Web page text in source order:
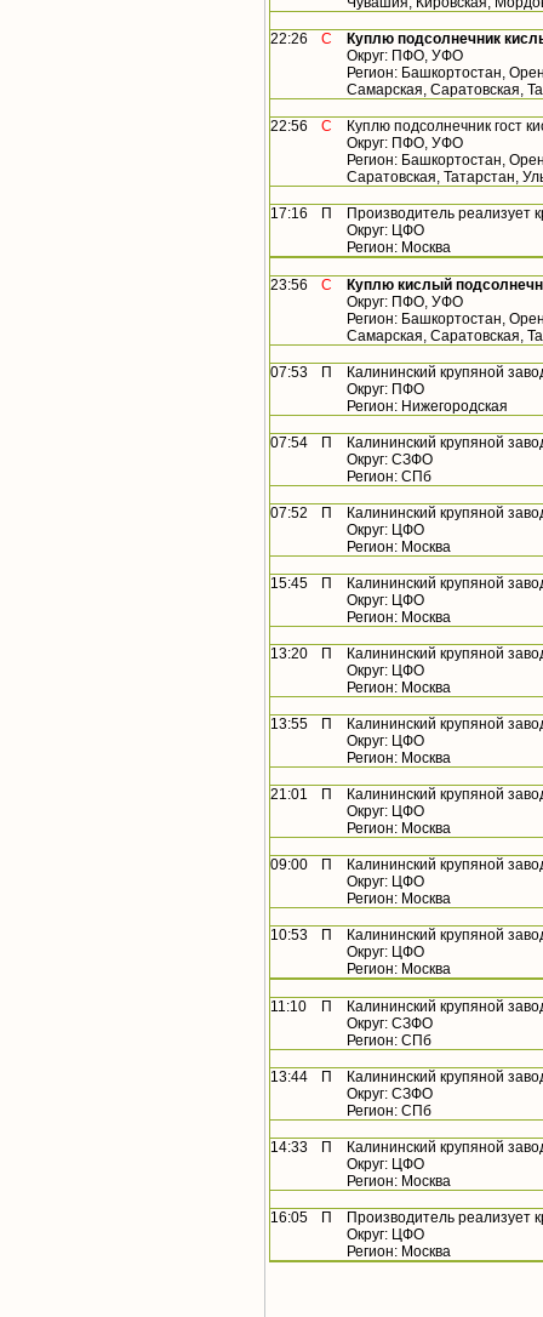
22:26 С
Куплю подсолнечник
Округ: ПФО, УФО
Регион: Башкортостан,
Самарская, Саратовская,
22:56 С
Куплю подсолнечник гост
Округ: ПФО, УФО
Регион: Башкортостан,
Саратовская, Татарстан,
17:16 П
Производитель
Округ: ЦФО
Регион: Москва
23:56 С
Куплю кислый
Округ: ПФО, УФО
Регион: Башкортостан,
Самарская, Саратовская,
07:53 П
Калининский крупяной
Округ: ПФО
Регион: Нижегородская
07:54 П
Калининский крупяной
Округ: СЗФО
Регион: СПб
07:52 П
Калининский крупяной
Округ: ЦФО
Регион: Москва
15:45 П
Калининский крупяной
Округ: ЦФО
Регион: Москва
13:20 П
Калининский крупяной
Округ: ЦФО
Регион: Москва
13:55 П
Калининский крупяной
Округ: ЦФО
Регион: Москва
21:01 П
Калининский крупяной
Округ: ЦФО
Регион: Москва
09:00 П
Калининский крупяной
Округ: ЦФО
Регион: Москва
10:53 П
Калининский крупяной
Округ: ЦФО
Регион: Москва
11:10 П
Калининский крупяной
Округ: СЗФО
Регион: СПб
13:44 П
Калининский крупяной
Округ: СЗФО
Регион: СПб
14:33 П
Калининский крупяной
Округ: ЦФО
Регион: Москва
16:05 П
Производитель
Округ: ЦФО
Регион: Москва